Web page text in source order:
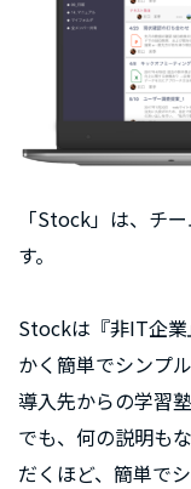
「Stock」は、チ
す。
Stockは『非IT企
かく簡単でシンプ
導入先からの学習
でも、何の説明も
だくほど、簡単で